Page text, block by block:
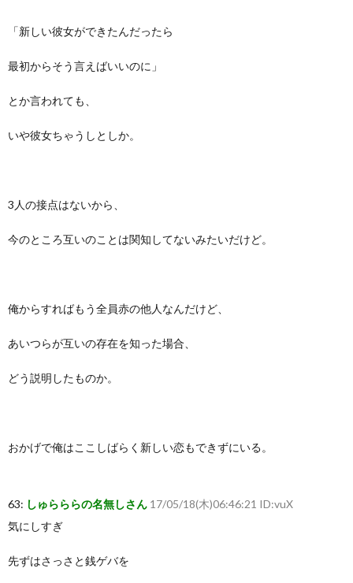
「新しい彼女ができたんだったら
最初からそう言えばいいのに」
とか言われても、
いや彼女ちゃうしとしか。
3人の接点はないから、
今のところ互いのことは関知してないみたいだけど。
俺からすればもう全員赤の他人なんだけど、
あいつらが互いの存在を知った場合、
どう説明したものか。
おかげで俺はここしばらく新しい恋もできずにいる。
63: しゅらららの名無しさん 17/05/18(木)06:46:21 ID:vuX
気にしすぎ
先ずはさっさと銭ゲバを